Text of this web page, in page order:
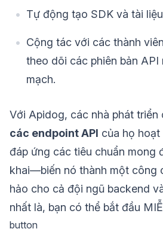
Tự động tạo SDK và tài
Cộng tác với các thành
theo dõi các phiên bản API
mạch.
Với Apidog, các nhà phát triển
các endpoint API của họ
đáp ứng các tiêu chuẩn mong
khai—biến nó thành một công
hảo cho cả đội ngũ backend
nhất là, bạn có thể bắt đầu
button